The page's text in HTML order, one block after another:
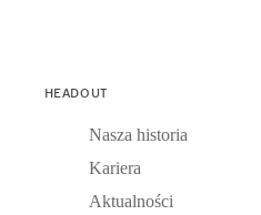
HEADOUT
Nasza historia
Kariera
Aktualności